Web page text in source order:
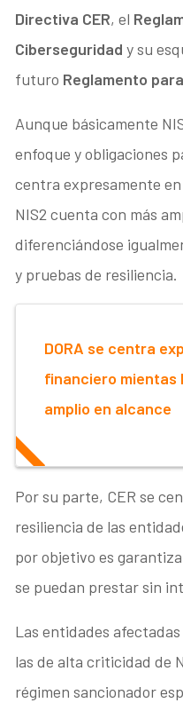
Directiva CER, el
Ciberseguridad y su
futuro Reglamento
Aunque básicamente
enfoque y obligaciones
centra expresamente
NIS2 cuenta con más
diferenciándose
y pruebas de resiliencia.
DORA se centra
financiero mientas
amplio en alcance
Por su parte, CER se
resiliencia de las
por objetivo es
se puedan prestar sin
Las entidades
las de alta criticidad de
régimen sancionador